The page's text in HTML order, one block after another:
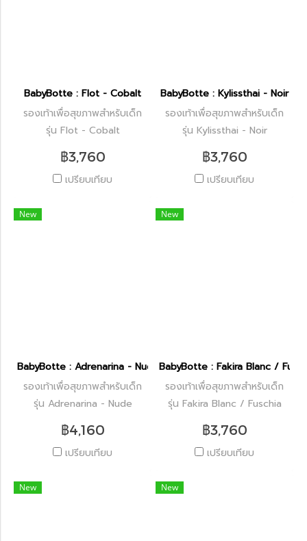
BabyBotte : Flot - Cobalt
รองเท้าเพื่อสุขภาพสำหรับเด็ก
รุ่น Flot - Cobalt
฿3,760
เปรียบเทียบ
BabyBotte : Kylissthai - Noir
รองเท้าเพื่อสุขภาพสำหรับเด็ก
รุ่น Kylissthai - Noir
฿3,760
เปรียบเทียบ
New
BabyBotte : Adrenarina - Nude
รองเท้าเพื่อสุขภาพสำหรับเด็ก
รุ่น Adrenarina - Nude
฿4,160
เปรียบเทียบ
New
BabyBotte : Fakira Blanc /
รองเท้าเพื่อสุขภาพสำหรับเด็ก
รุ่น Fakira Blanc / Fuschia
฿3,760
เปรียบเทียบ
New New